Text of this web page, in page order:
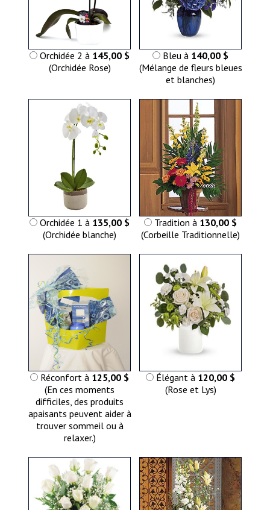
Orchidée 2 à 145,00 $
(Orchidée Rose)
Bleu à 140,00 $
(Mélange de fleurs bleues
et blanches)
Orchidée 1 à 135,00 $
(Orchidée blanche)
Tradition à 130,00 $
(Corbeille Traditionnelle)
Réconfort à 125,00 $
(En ces moments
difficiles, des produits
apaisants peuvent aider à
trouver sommeil ou à
relaxer.)
Élégant à 120,00 $
(Rose et Lys)